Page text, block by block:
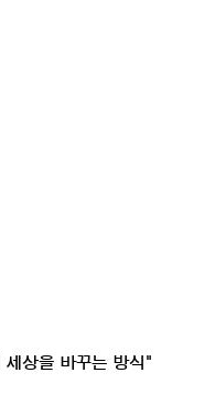
상을 바꾸는 방식"